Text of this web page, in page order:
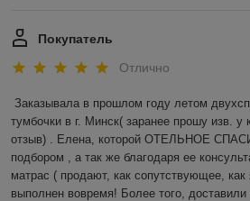
Покупатель
Отлично
Заказывала в прошлом году летом
тумбочки в г. Минск( заранее прошу изв. у
отзыв) . Елена, которой ОТЕЛЬНОЕ
подбором , а так же благодаря ее
матрас ( продают, как сопутствующее,
выполнен вовремя! Более того, доставили